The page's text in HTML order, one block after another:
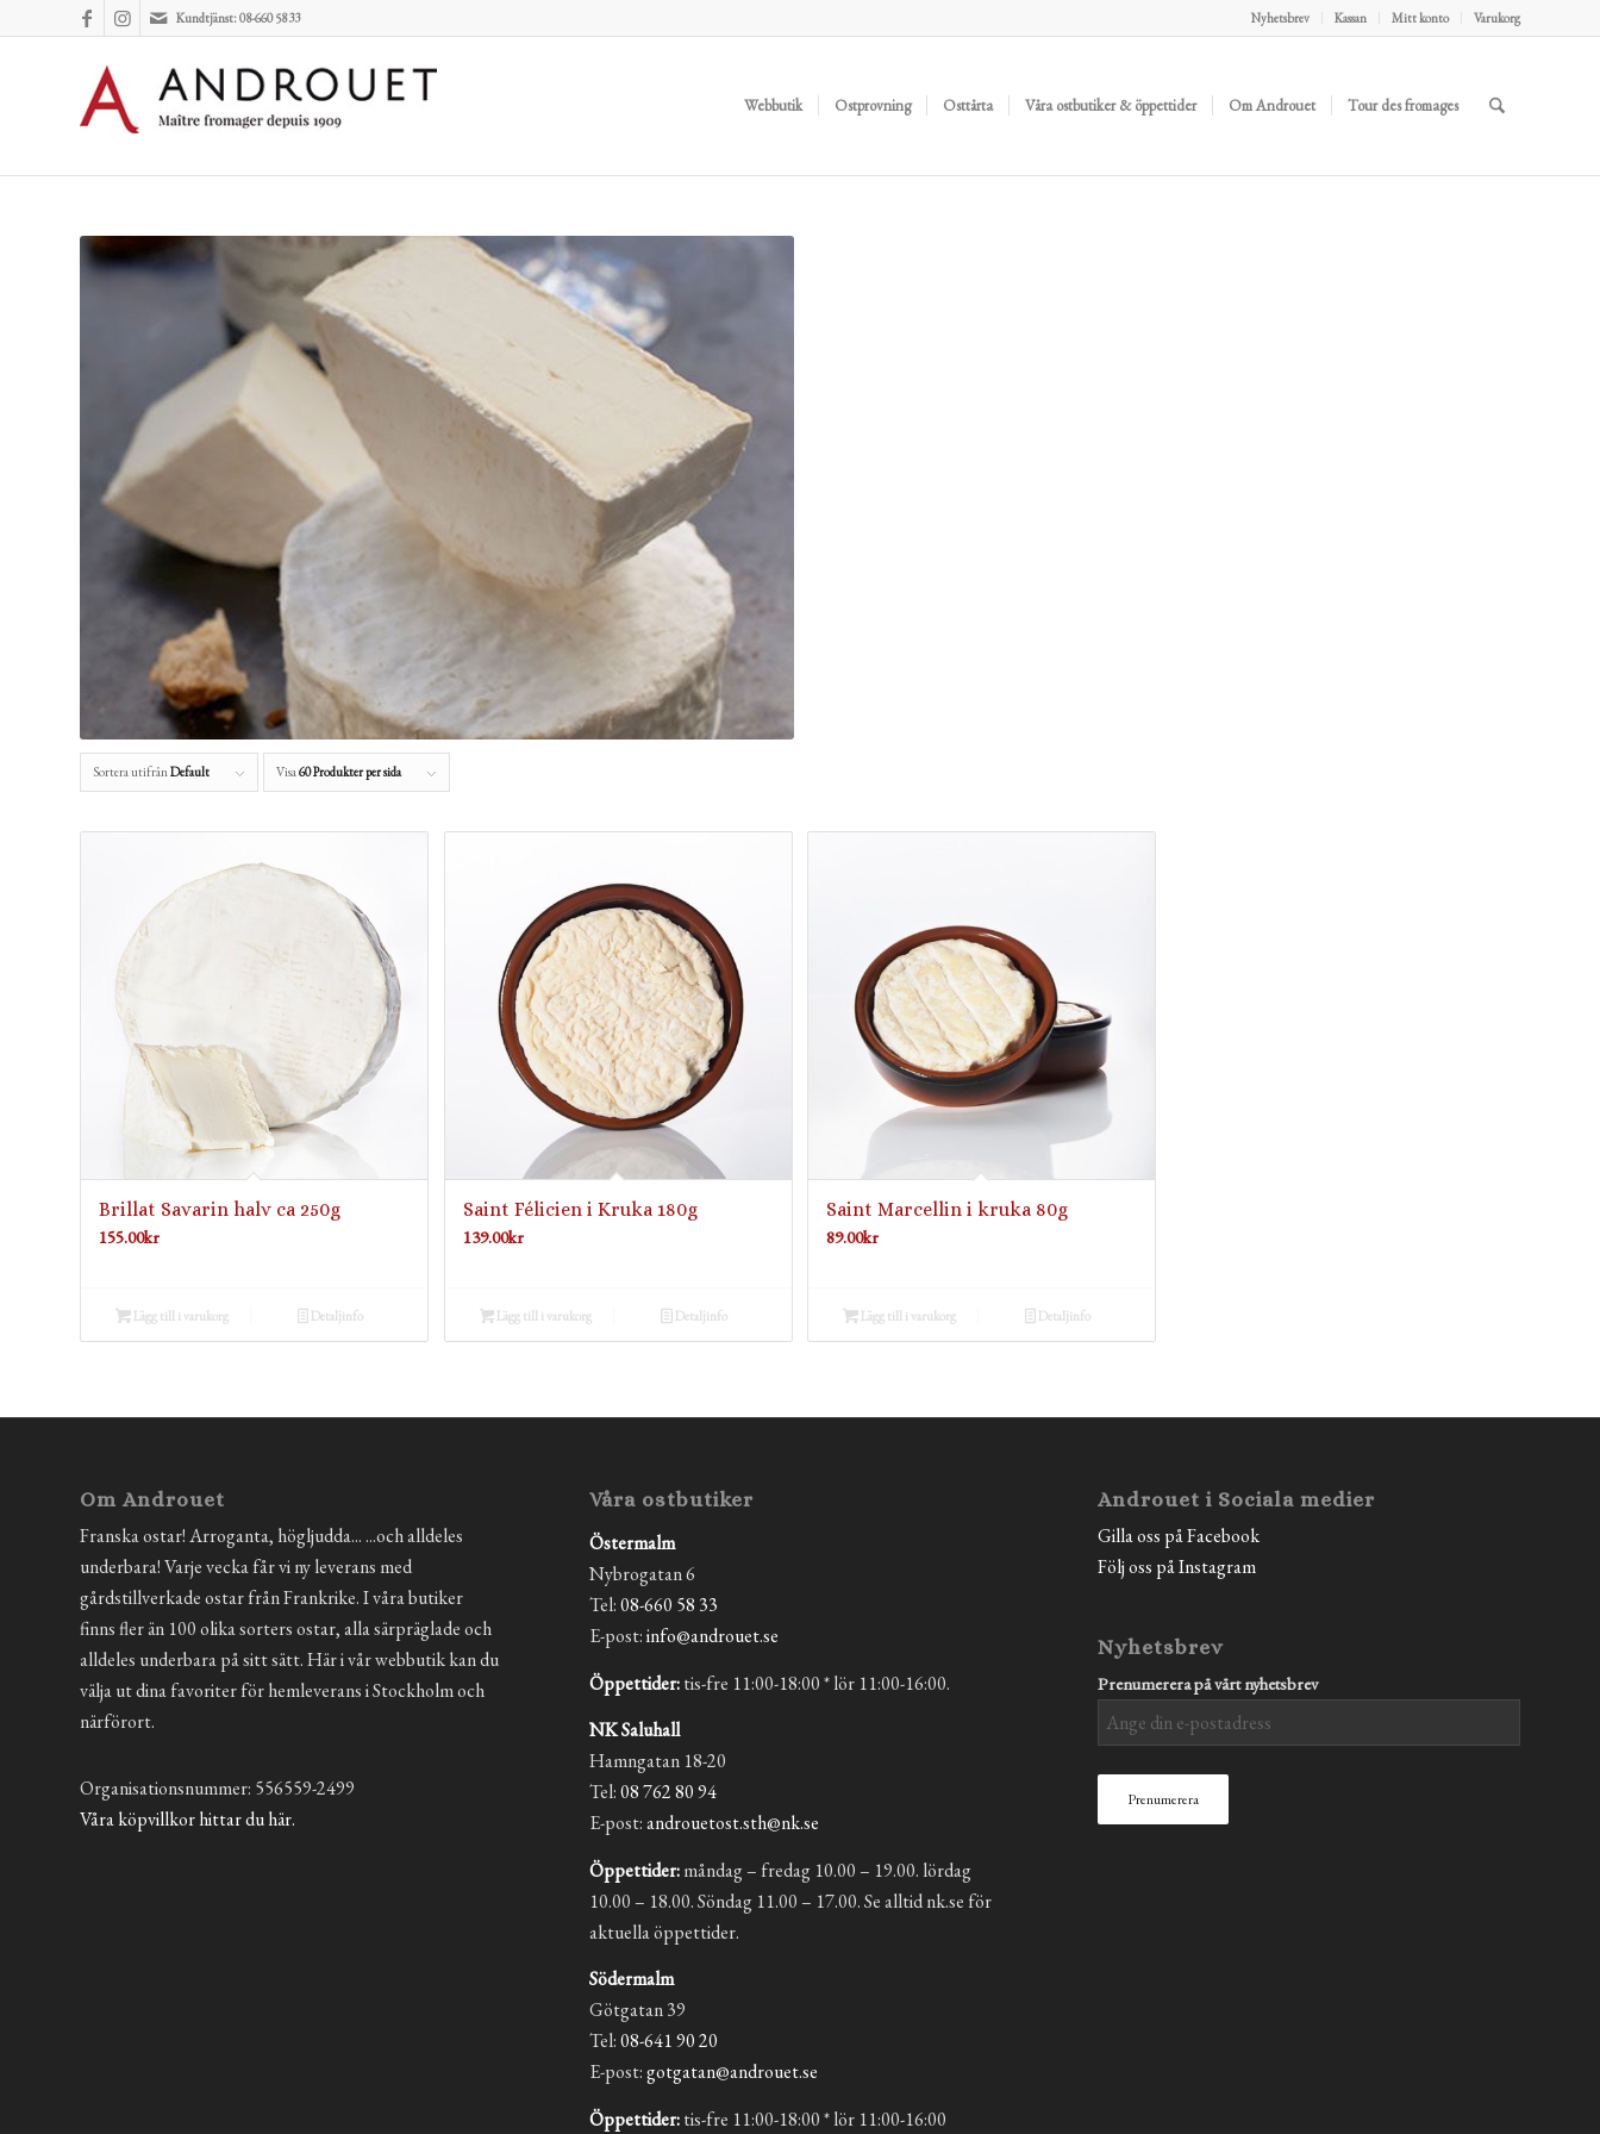
Nyhetsbrev Kassan Mitt konto Varukorg
Kundtjänst: 08-660 58 33
Webbutik Ostprovning Osttårta Våra ostbutiker & öppettider Om Androuet Tour des fromages
Sortera utifrånDefault Visa60 Produkter per sida
Brillat Savarin halv ca 250g
155.00kr
Lägg till i varukorg Detaljinfo
Saint Félicien i Kruka 180g
139.00kr
Lägg till i varukorg Detaljinfo
Saint Marcellin i kruka 80g
89.00kr
Lägg till i varukorg Detaljinfo
Om Androuet
Franska ostar! Arroganta, högljudda... ...och alldeles
underbara! Varje vecka får vi ny leverans med
gårdstillverkade ostar från Frankrike. I våra butiker
finns fler än 100 olika sorters ostar, alla särpräglade och
alldeles underbara på sitt sätt. Här i vår webbutik kan du
välja ut dina favoriter för hemleverans i Stockholm och
närförort.
Organisationsnummer: 556559-2499
Våra köpvillkor hittar du här.
Våra ostbutiker
Östermalm
Nybrogatan 6
Tel:08-660 58 33
E-post:info@androuet.se
Öppettider:tis-fre 11:00-18:00 * lör 11:00-16:00.
NK Saluhall
Hamngatan 18-20
Tel:08 762 80 94
E-post:androuetost.sth@nk.se
Öppettider:måndag – fredag 10.00 – 19.00. lördag
10.00 – 18.00. Söndag 11.00 – 17.00. Se alltid nk.se för
aktuella öppettider.
Södermalm
Götgatan 39
Tel:08-641 90 20
E-post:gotgatan@androuet.se
Öppettider:tis-fre 11:00-18:00 * lör 11:00-16:00
Androuet i Sociala medier
Gilla oss på Facebook
Följ oss på Instagram
Nyhetsbrev
Prenumerera på vårt nyhetsbrev